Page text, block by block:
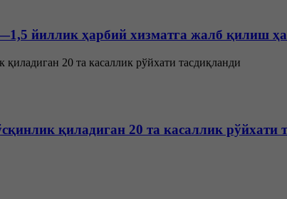
йиллик ҳарбий хизматга жалб қилиш
қиладиган 20 та касаллик рўйхати